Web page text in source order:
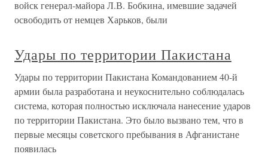
войск генерал-майора Л.В. Бобкина, имевшие задачей
освободить от немцев Харьков, были
Удары по территории Пакистана
Удары по территории Пакистана Командованием 40-й
армии была разработана и неукоснительно соблюдалась
система, которая полностью исключала нанесение ударов
по территории Пакистана. Это было вызвано тем, что в
первые месяцы советского пребывания в Афганистане
появилась